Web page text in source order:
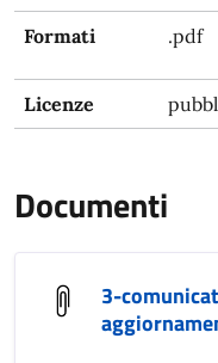
Formati .pdf
Licenze
Documenti
3-